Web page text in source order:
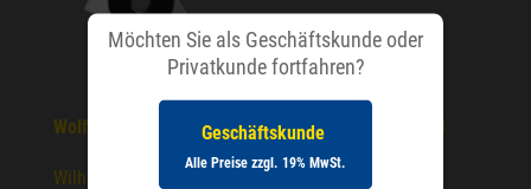
Wolf Baumaschinen-und Baugeräte-Handels GmbH
Wilhelm-Frank-Str. 69
Möchten Sie als Geschäftskunde oder
Privatkunde fortfahren?
Geschäftskunde
Alle Preise zzgl. 19% MwSt.